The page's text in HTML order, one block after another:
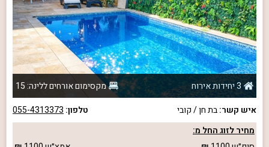
3 יחידות אירוח
מקסימום אורחים ללינה: 15
איש קשר:בת חן / קובי טלפון: 055-4313373
מחיר לזוג החל מ: